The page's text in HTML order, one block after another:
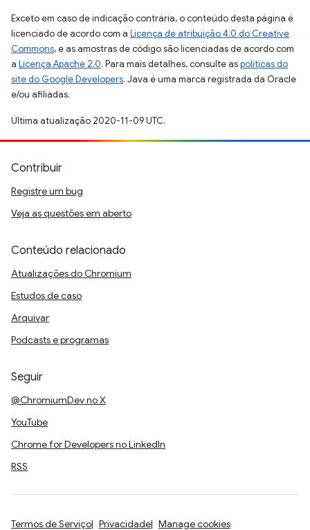
Exceto em caso de indicação contrária, o conteúdo desta página é
licenciado de acordo com a Licença de atribuição 4.0 do Creative
Commons, e as amostras de código são licenciadas de acordo com
a Licença Apache 2.0. Para mais detalhes, consulte aspolíticas do
site do Google Developers. Java é uma marca registrada da Oracle
e/ou afiliadas.
Última atualização 2020-11-09 UTC.
Contribuir
Registre um bug
Veja as questões em aberto
Conteúdo relacionado
Atualizações do Chromium
Estudos de caso
Arquivar
Podcasts e programas
Seguir
@ChromiumDev no X
YouTube
Chrome for Developers no LinkedIn
RSS
Termos de Serviço Privacidade Manage cookies